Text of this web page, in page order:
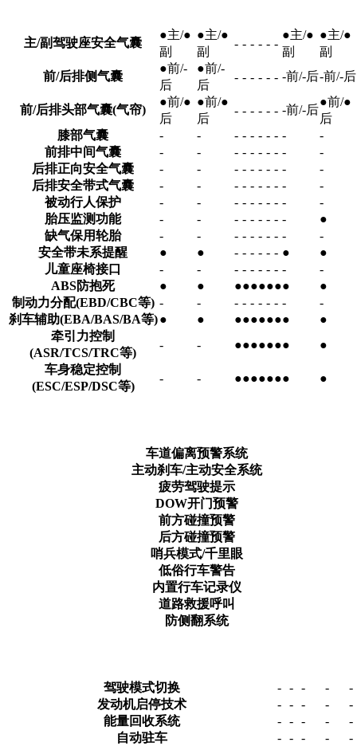
主/副驾驶座安全气囊
●主/●
副
●主/●
副
- - - - - -
●主/●
副
●主/●
副
前/后排侧气囊
●前/-
后
●前/-
后
- - - - - - -前/-后-前/-后
前/后排头部气囊(气帘)
●前/●
后
●前/●
后
- - - - - - -前/-后
●前/●
后
膝部气囊
- - - - - - - - -
-
前排中间气囊
- - - - - - - - -
-
后排正向安全气囊
- - - - - - - - -
-
后排安全带式气囊
- - - - - - - - -
-
被动行人保护
- - - - - - - - -
-
胎压监测功能
- - - - - - - - -
●
缺气保用轮胎
- - - - - - - - -
-
安全带未系提醒
● ● - - - - - - ●
●
儿童座椅接口
- - - - - - - - -
-
ABS防抱死
● ● ●●●●●●●
●
制动力分配(EBD/CBC等) - - - - - - - - -
-
刹车辅助(EBA/BAS/BA等) ● ● ●●●●●●●
●
牵引力控制
(ASR/TCS/TRC等)
- - ●●●●●●●
●
车身稳定控制
(ESC/ESP/DSC等)
- - ●●●●●●● ●
车道偏离预警系统
主动刹车/主动安全系统
疲劳驾驶提示
DOW开门预警
前方碰撞预警
后方碰撞预警
哨兵模式/千里眼
低俗行车警告
内置行车记录仪
道路救援呼叫
防侧翻系统
驾驶模式切换 - - - -
-
发动机启停技术
- - - -
-
能量回收系统
- - - -
-
自动驻车
- - - -
-